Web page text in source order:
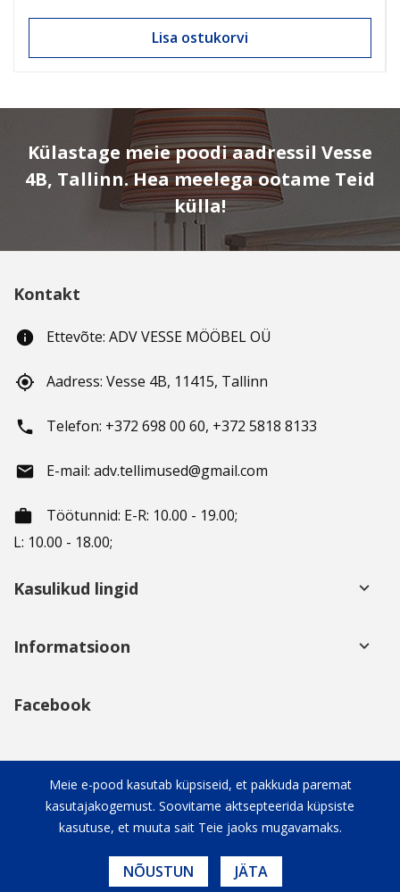
Lisa ostukorvi
Külastage meie poodi aadressil Vesse
4B, Tallinn. Hea meelega ootame Teid
külla!
Kontakt
info Ettevõte: ADV VESSE MÖÖBEL OÜ
gps_fixed Aadress: Vesse 4B, 11415, Tallinn
phone Telefon: +372 698 00 60, +372 5818 8133
email E-mail: adv.tellimused@gmail.com
working_hours
Töötunnid: E-R: 10.00 - 19.00;
L: 10.00 - 18.00;
Meie e-pood kasutab küpsiseid, et pakkuda paremat
kasutajakogemust. Soovitame aktsepteerida küpsiste
kasutuse, et muuta sait Teie jaoks mugavamaks.
NÕUSTUN JÄTA
Kasulikud lingid keyboard_arrow_down
Informatsioon keyboard_arrow_down
Facebook
Sotsiaalsed võrgustikud
© Copyright 2020 Advmoobel.ee. Kõik õigused kaitstud.